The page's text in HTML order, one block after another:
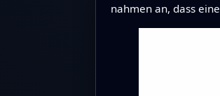
nahmen an, dass